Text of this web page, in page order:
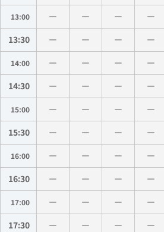
13:00
13:30
14:00
14:30
15:00
15:30
16:00
16:30
17:00
17:30